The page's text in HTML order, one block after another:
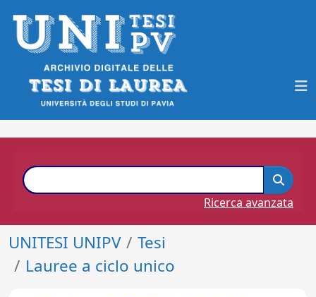
Ricerca avanzata
UNITESI UNIPV
Tesi
Lauree a ciclo unico